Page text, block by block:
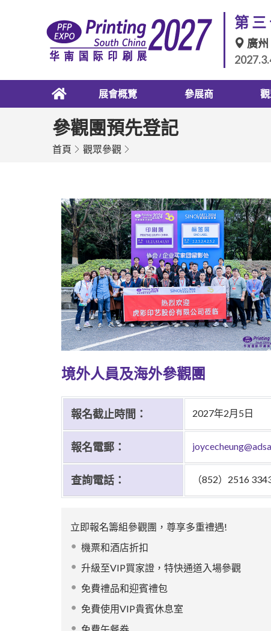
第
廣州
展會概覽 參展商
參觀團預先登記
首頁 觀眾參觀
境外人員及海外參觀團
報名截止時間： 2027年2月5日
報名電郵：
查詢電話： （852）2516
立即報名籌組參觀團，尊享多重禮遇!
機票和酒店折扣
升級至VIP買家證，特快通道入場參觀
免費禮品和迎賓禮包
免費使用VIP貴賓休息室